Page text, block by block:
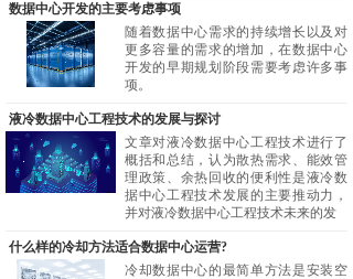
数据中心开发的主要考虑事项
随着数据中心需求的持续增长以及对
更多容量的需求的增加，在数据中心
开发的早期规划阶段需要考虑许多事
项。
液冷数据中心工程技术的发展与探讨
文章对液冷数据中心工程技术进行了
概括和总结，认为散热需求、能效管
理政策、余热回收的便利性是液冷数
据中心工程技术发展的主要推动力，
并对液冷数据中心工程技术未来的发
什么样的冷却方法适合数据中心运营?
冷却数据中心的最简单方法是安装空